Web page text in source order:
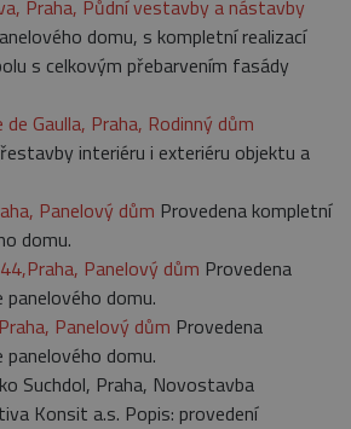
Praha, Půdní vestavby a nástavby
domu, s kompletní realizací
s celkovým přebarvením fasády
de Gaulla, Praha, Rodinný dům
interiéru i exteriéru objektu a
Panelový dům Provedena kompletní
domu.
Panelový dům Provedena
domu.
Panelový dům Provedena
domu.
Suchdol, Praha, Novostavba
Konsit a.s. Popis: provedení